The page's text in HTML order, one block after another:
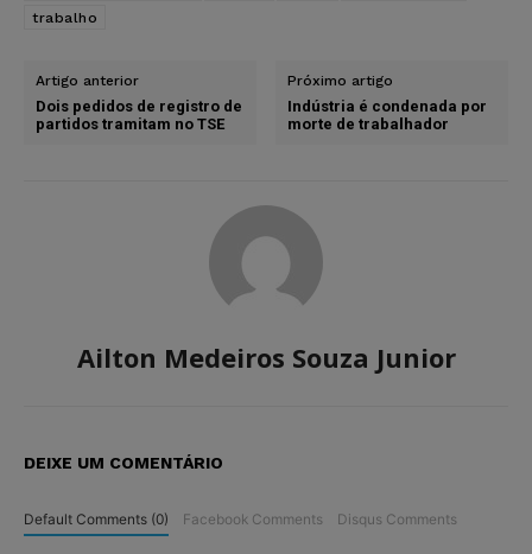
trabalho
Artigo anterior
Dois pedidos de registro de
partidos tramitam no TSE
Próximo artigo
Indústria é condenada por
morte de trabalhador
Ailton Medeiros Souza Junior
DEIXE UM COMENTÁRIO
Default Comments (0) Facebook Comments Disqus Comments